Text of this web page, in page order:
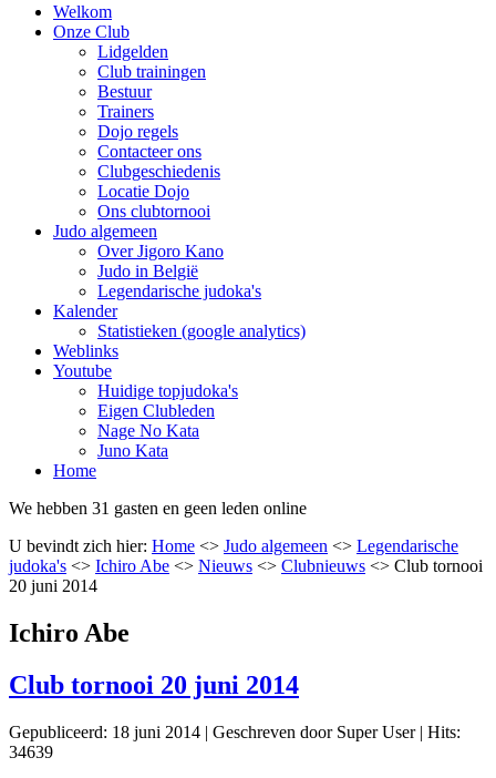
Welkom
Onze Club
Lidgelden
Club trainingen
Bestuur
Trainers
Dojo regels
Contacteer ons
Clubgeschiedenis
Locatie Dojo
Ons clubtornooi
Judo algemeen
Over Jigoro Kano
Judo in België
Legendarische judoka's
Kalender
Statistieken (google analytics)
Weblinks
Youtube
Huidige topjudoka's
Eigen Clubleden
Nage No Kata
Juno Kata
Home
We hebben 31 gasten en geen leden online
U bevindt zich hier: Home <> Judo algemeen <> Legendarische
judoka's <> Ichiro Abe <> Nieuws <> Clubnieuws <> Club tornooi
20 juni 2014
Ichiro Abe
Club tornooi 20 juni 2014
Gepubliceerd: 18 juni 2014 | Geschreven door Super User| Hits:
34639